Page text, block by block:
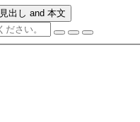
見出し and 本文